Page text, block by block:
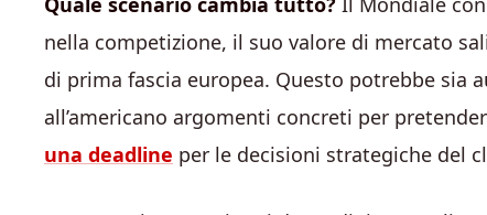
nella competizione, il suo valore di mercato
di prima fascia europea. Questo potrebbe sia
all’americano argomenti concreti per
una deadline per le decisioni strategiche del